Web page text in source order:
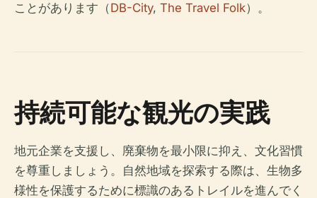
ことがあります（DB-City, The Travel Folk）。
持続可能な観光の実践
地元企業を支援し、廃棄物を最小限に抑え、文化習慣
を尊重しましょう。自然地域を探索する際は、生物多
様性を保護するために標識のあるトレイルを進んでく